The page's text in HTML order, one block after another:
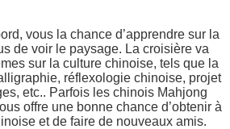
vous la chance d’apprendre sur la
de voir le paysage. La croisière va
sur la culture chinoise, tels que la
réflexologie chinoise, projet
etc.. Parfois les chinois Mahjong
offre une bonne chance d’obtenir à
et de faire de nouveaux amis.